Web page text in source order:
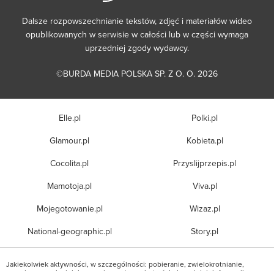
Dalsze rozpowszechnianie tekstów, zdjęć i materiałów wideo
opublikowanych w serwisie w całości lub w części wymaga
uprzedniej zgody wydawcy.
©BURDA MEDIA POLSKA SP. Z O. O. 2026
Elle.pl
Glamour.pl
Cocolita.pl
Mamotoja.pl
Mojegotowanie.pl
National-geographic.pl
Polki.pl
Kobieta.pl
Przyslijprzepis.pl
Viva.pl
Wizaz.pl
Story.pl
Jakiekolwiek aktywności, w szczególności: pobieranie, zwielokrotnianie,